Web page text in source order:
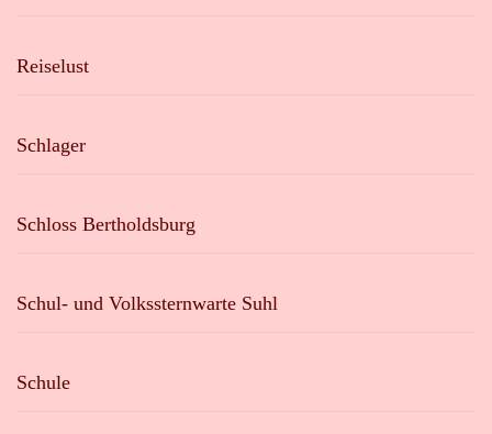
Reiselust
Schlager
Schloss Bertholdsburg
Schul- und Volkssternwarte Suhl
Schule